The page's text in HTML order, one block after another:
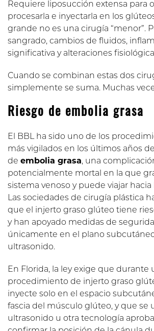
Requiere liposucción extensa para
procesarla e inyectarla en los
grande no es una cirugía “menor”.
sangrado, cambios de fluidos,
significativa y alteraciones
Cuando se combinan estas dos
simplemente se suma. Muchas
Riesgo de embolia grasa
El BBL ha sido uno de los
más vigilados en los últimos años
de embolia grasa, una
potencialmente mortal en la que
sistema venoso y puede viajar
Las sociedades de cirugía plástica
que el injerto graso glúteo tiene
y han apoyado medidas de
únicamente en el plano
ultrasonido.
En Florida, la ley exige que durante
procedimiento de injerto graso
inyecte solo en el espacio
fascia del músculo glúteo, y que se
ultrasonido u otra tecnología